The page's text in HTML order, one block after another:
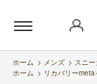
ホーム > メンズ > スニ
ホーム > リカバリー